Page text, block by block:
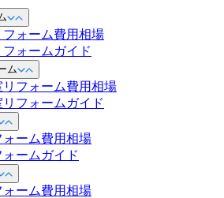
フォーム費用相場
ォームガイド
ム
リフォーム費用相場
リフォームガイド
ォーム費用相場
ォームガイド
ーム費用相場